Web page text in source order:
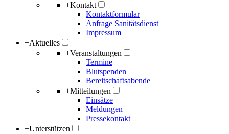
+Kontakt
Kontaktformular
Anfrage Sanitätsdienst
Impressum
+Aktuelles
+Veranstaltungen
Termine
Blutspenden
Bereitschaftsabende
+Mitteilungen
Einsätze
Meldungen
Pressekontakt
+Unterstützen